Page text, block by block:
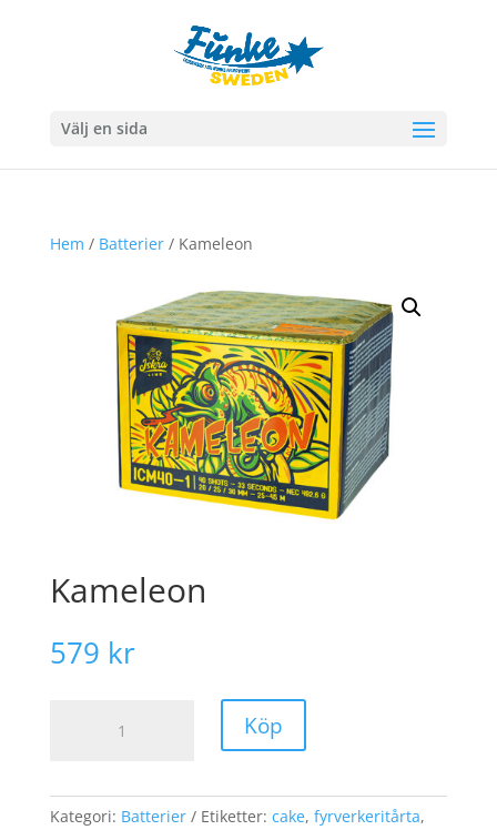
Välj en sida
Hem / Batterier/ Kameleon
Kameleon
579 kr
Köp
Kategori: Batterier Etiketter: cake, fyrverkeritårta,